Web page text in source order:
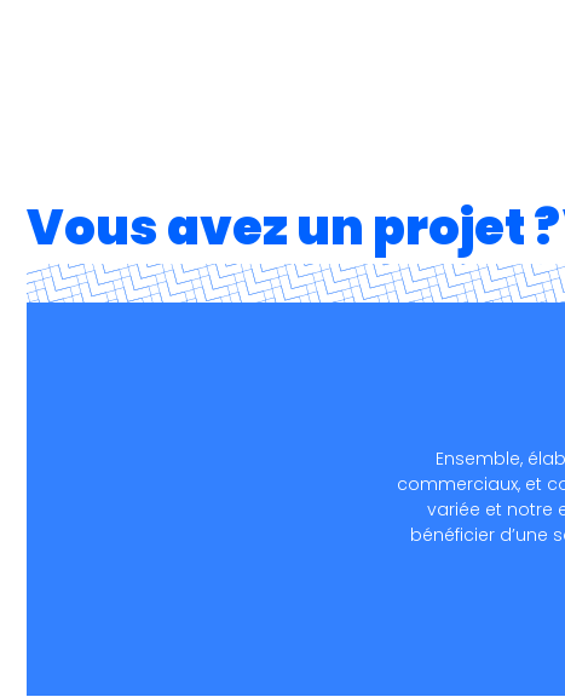
Vous avez un projet ?
Ensemble,
commerciaux, et
variée et notre
bénéficier d’une